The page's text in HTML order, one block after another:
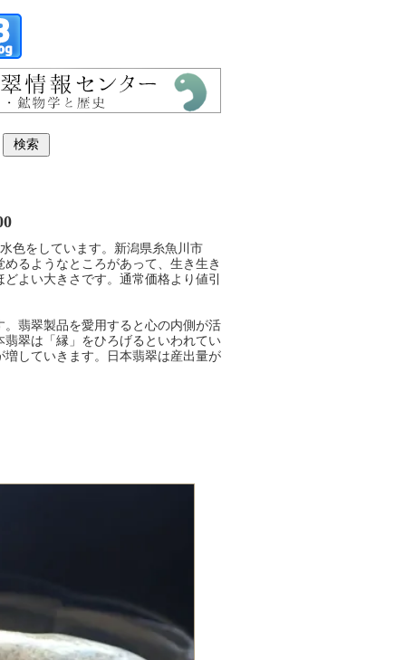
色をしています。新潟県糸魚川市
るようなところがあって、生き生き
よい大きさです。通常価格より値引
翡翠製品を愛用すると心の内側が活
翠は「縁」をひろげるといわれてい
していきます。日本翡翠は産出量が